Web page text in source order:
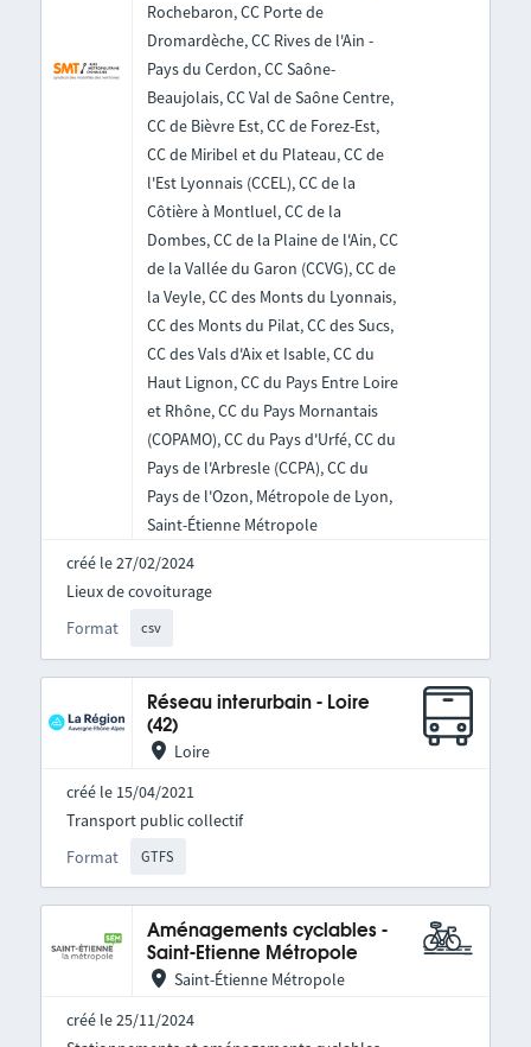
Rochebaron, CC Porte de
Dromardèche, CC Rives de l'Ain -
Pays du Cerdon, CC Saône-
Beaujolais, CC Val de Saône Centre,
CC de Bièvre Est, CC de Forez-Est,
CC de Miribel et du Plateau, CC de
l'Est Lyonnais (CCEL), CC de la
Côtière à Montluel, CC de la
Dombes, CC de la Plaine de l'Ain, CC
de la Vallée du Garon (CCVG), CC de
la Veyle, CC des Monts du Lyonnais,
CC des Monts du Pilat, CC des Sucs,
CC des Vals d'Aix et Isable, CC du
Haut Lignon, CC du Pays Entre Loire
et Rhône, CC du Pays Mornantais
(COPAMO), CC du Pays d'Urfé, CC du
Pays de l'Arbresle (CCPA), CC du
Pays de l'Ozon, Métropole de Lyon,
Saint-Étienne Métropole
créé le 27/02/2024
Format csv
Lieux de covoiturage
Réseau interurbain - Loire
(42)
Loire
créé le 15/04/2021
Format GTFS
Transport public collectif
Aménagements cyclables -
Saint-Etienne Métropole
Saint-Étienne Métropole
créé le 25/11/2024